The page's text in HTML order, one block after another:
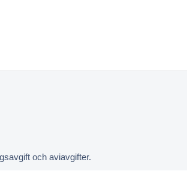
och aviavgifter.